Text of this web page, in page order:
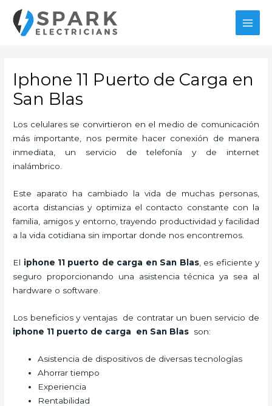
contenido
Iphone 11 Puerto de Carga en
San Blas
Los celulares se convirtieron en el medio de comunicación
más importante, nos permite hacer conexión de manera
inmediata, un servicio de telefonía y de internet
inalámbrico.
Este aparato ha cambiado la vida de muchas personas,
acorta distancias y optimiza el contacto constante con la
familia, amigos y entorno, trayendo productividad y facilidad
a la vida cotidiana sin importar donde nos encontremos.
El iphone 11 puerto de carga en San Blas, es eficiente y
seguro proporcionando una asistencia técnica ya sea al
hardware o software.
Los beneficios y ventajas de contratar un buen servicio de
iphone 11 puerto de carga
en San Blas son:
Asistencia de dispositivos de diversas tecnologías
Ahorrar tiempo
Experiencia
Rentabilidad